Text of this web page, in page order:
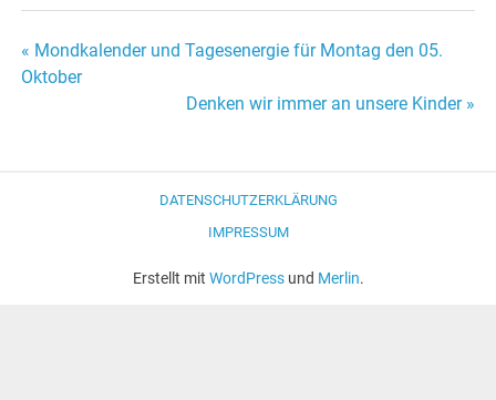
Beitrags-
« Mondkalender und Tagesenergie für Montag den 05.
Oktober
Denken wir immer an unsere Kinder »
DATENSCHUTZERKLÄRUNG
IMPRESSUM
Erstellt mit WordPressund Merlin.